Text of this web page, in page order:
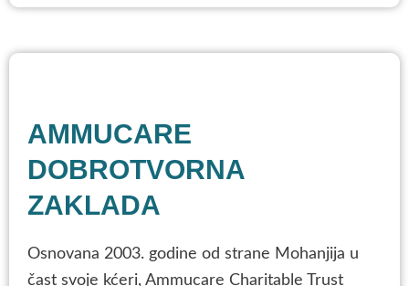
AMMUCARE
DOBROTVORNA
ZAKLADA
Osnovana 2003. godine od strane Mohanjija u
čast svoje kćeri, Ammucare Charitable Trust